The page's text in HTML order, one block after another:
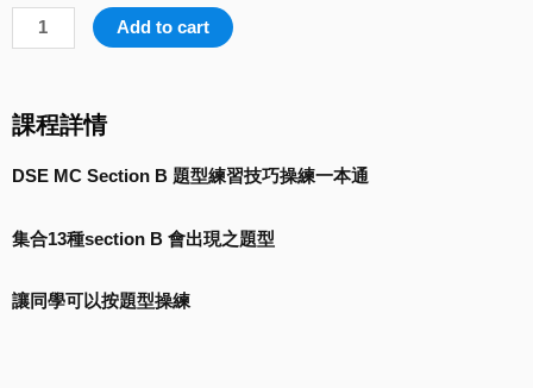
DSE
MC
B
型
習
巧
Add to cart
課程詳情
DSE MC Section B 題型練習技巧操練一本通
集合13種section B 會出現之題型
讓同學可以按題型操練